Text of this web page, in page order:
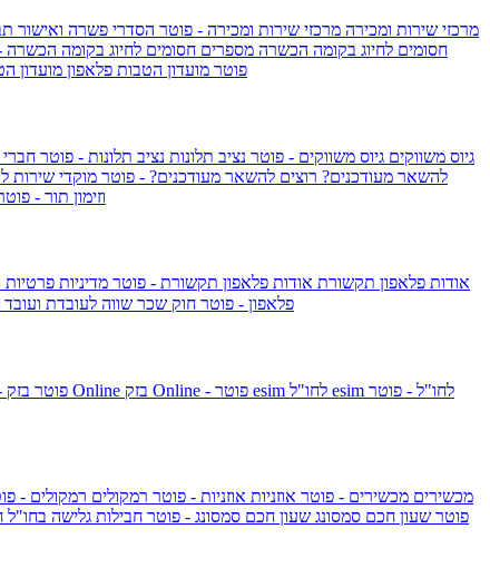
מרכזי שירות ומכירה מרכזי שירות ומכירה - פוטר הסדרי פשרה ואישור
חסומים לחיוג בקומה הכשרה מספרים חסומים לחיוג בקומה הכשרה
IsraelieSIM by Pelephone - פוטר מועדון הטבות פלאפון מועדון
גיוס משווקים גיוס משווקים - פוטר נציב תלונות נציב תלונות - פוטר
להשאר מעודכנים? רוצים להשאר מעודכנים? - פוטר מוקדי שירות
וזימון תור -
אודות פלאפון תקשורת אודות פלאפון תקשורת - פוטר מדיניות
פלאפון - פוטר חוק שכר שווה לעובדת ועובד
yes+FIBER - פוטר בזק Online
esim לחו"ל - פוטר
מכשירים מכשירים - פוטר אוזניות אוזניות - פוטר רמקולים רמקולים -
שעון Apple Watch Series 10 - פוטר שעון חכם סמסונג שעון חכם סמסונג - פוטר חבילות גלישה בחו"ל